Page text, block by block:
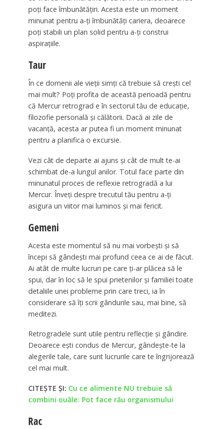
poți face îmbunătățiri. Acesta este un moment
minunat pentru a-ți îmbunătăți cariera, deoarece
poți stabili un plan solid pentru a-ți construi
aspirațiile.
Taur
În ce domenii ale vieții simți că trebuie să crești cel
mai mult? Poți profita de această perioadă pentru
că Mercur retrograd e în sectorul tău de educație,
filozofie personală și călătorii. Dacă ai zile de
vacanță, acesta ar putea fi un moment minunat
pentru a planifica o excursie.
Vezi cât de departe ai ajuns și cât de mult te-ai
schimbat de-a lungul anilor. Totul face parte din
minunatul proces de reflexie retrogradă a lui
Mercur. Înveți despre trecutul tău pentru a-ți
asigura un viitor mai luminos și mai fericit.
Gemeni
Acesta este momentul să nu mai vorbești și să
începi să gândești mai profund ceea ce ai de făcut.
Ai atât de multe lucruri pe care ți-ar plăcea să le
spui, dar în loc să le spui prietenilor și familiei toate
detaliile unei probleme prin care treci, ia în
considerare să îți scrii gândurile sau, mai bine, să
meditezi.
Retrogradele sunt utile pentru reflecție și gândire.
Deoarece ești condus de Mercur, gândește-te la
alegerile tale, care sunt lucrurile care te îngrijorează
cel mai mult.
CITEȘTE ȘI: Cu ce alimente NU trebuie să
combini ouăle: Pot face rău organismului
Rac